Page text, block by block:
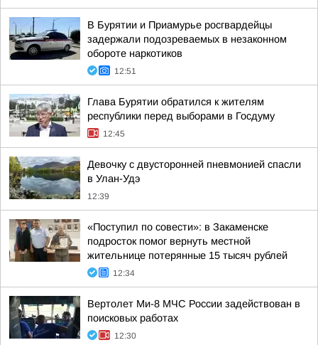
В Бурятии и Приамурье росгвардейцы
задержали подозреваемых в незаконном
обороте наркотиков
12:51
Глава Бурятии обратился к жителям
республики перед выборами в Госдуму
12:45
Девочку с двусторонней пневмонией спасли
в Улан-Удэ
12:39
«Поступил по совести»: в Закаменске
подросток помог вернуть местной
жительнице потерянные 15 тысяч рублей
12:34
Вертолет Ми-8 МЧС России задействован в
поисковых работах
12:30